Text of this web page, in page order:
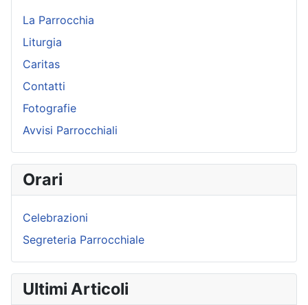
La Parrocchia
Liturgia
Caritas
Contatti
Fotografie
Avvisi Parrocchiali
Orari
Celebrazioni
Segreteria Parrocchiale
Ultimi Articoli